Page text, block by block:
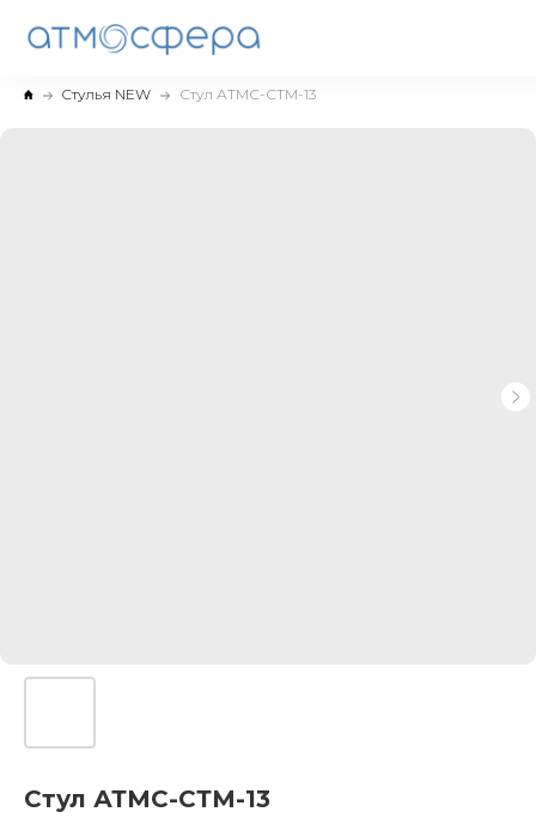
Cтулья NEW Стул АТМС-СТМ-13
Стул АТМС-СТМ-13